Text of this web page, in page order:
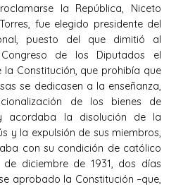
la República, Niceto
fue elegido presidente del
puesto del que dimitió al
de los Diputados el
la Constitución, que prohibía que
se dedicasen a la enseñanza,
de los bienes de
acordaba la disolución de la
y la expulsión de sus miembros,
con su condición de católico
de diciembre de 1931, dos días
aprobado la Constitución –que,